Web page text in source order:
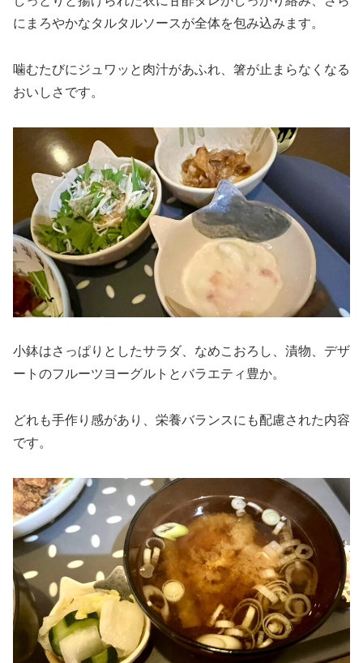
にまろやかなタルタルソースが全体を包み込みます。
噛むたびにジュワッと肉汁があふれ、箸が止まらなくなる
おいしさです。
小鉢はさっぱりとしたサラダ、なめこおろし、漬物、デザ
ートのフルーツヨーグルトとバラエティ豊か。
どれも手作り感があり、栄養バランスにも配慮された内容
です。